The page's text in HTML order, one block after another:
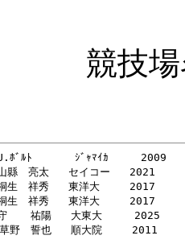
競技
ﾎﾞﾙﾄ　     ｼﾞｬﾏｲｶ     2009
　亮太   セイコー   2021
　祥秀   東洋大   　2017
　祥秀   東洋大   　2017
　  祐陽   大東大     2025
　誓也   順大院   　2011